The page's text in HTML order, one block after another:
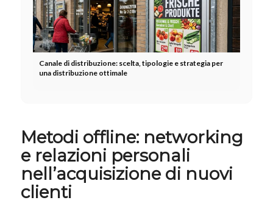
Canale di distribuzione: scelta, tipologie e strategia per
una distribuzione ottimale
Metodi offline: networking
e relazioni personali
nell’acquisizione di nuovi
clienti